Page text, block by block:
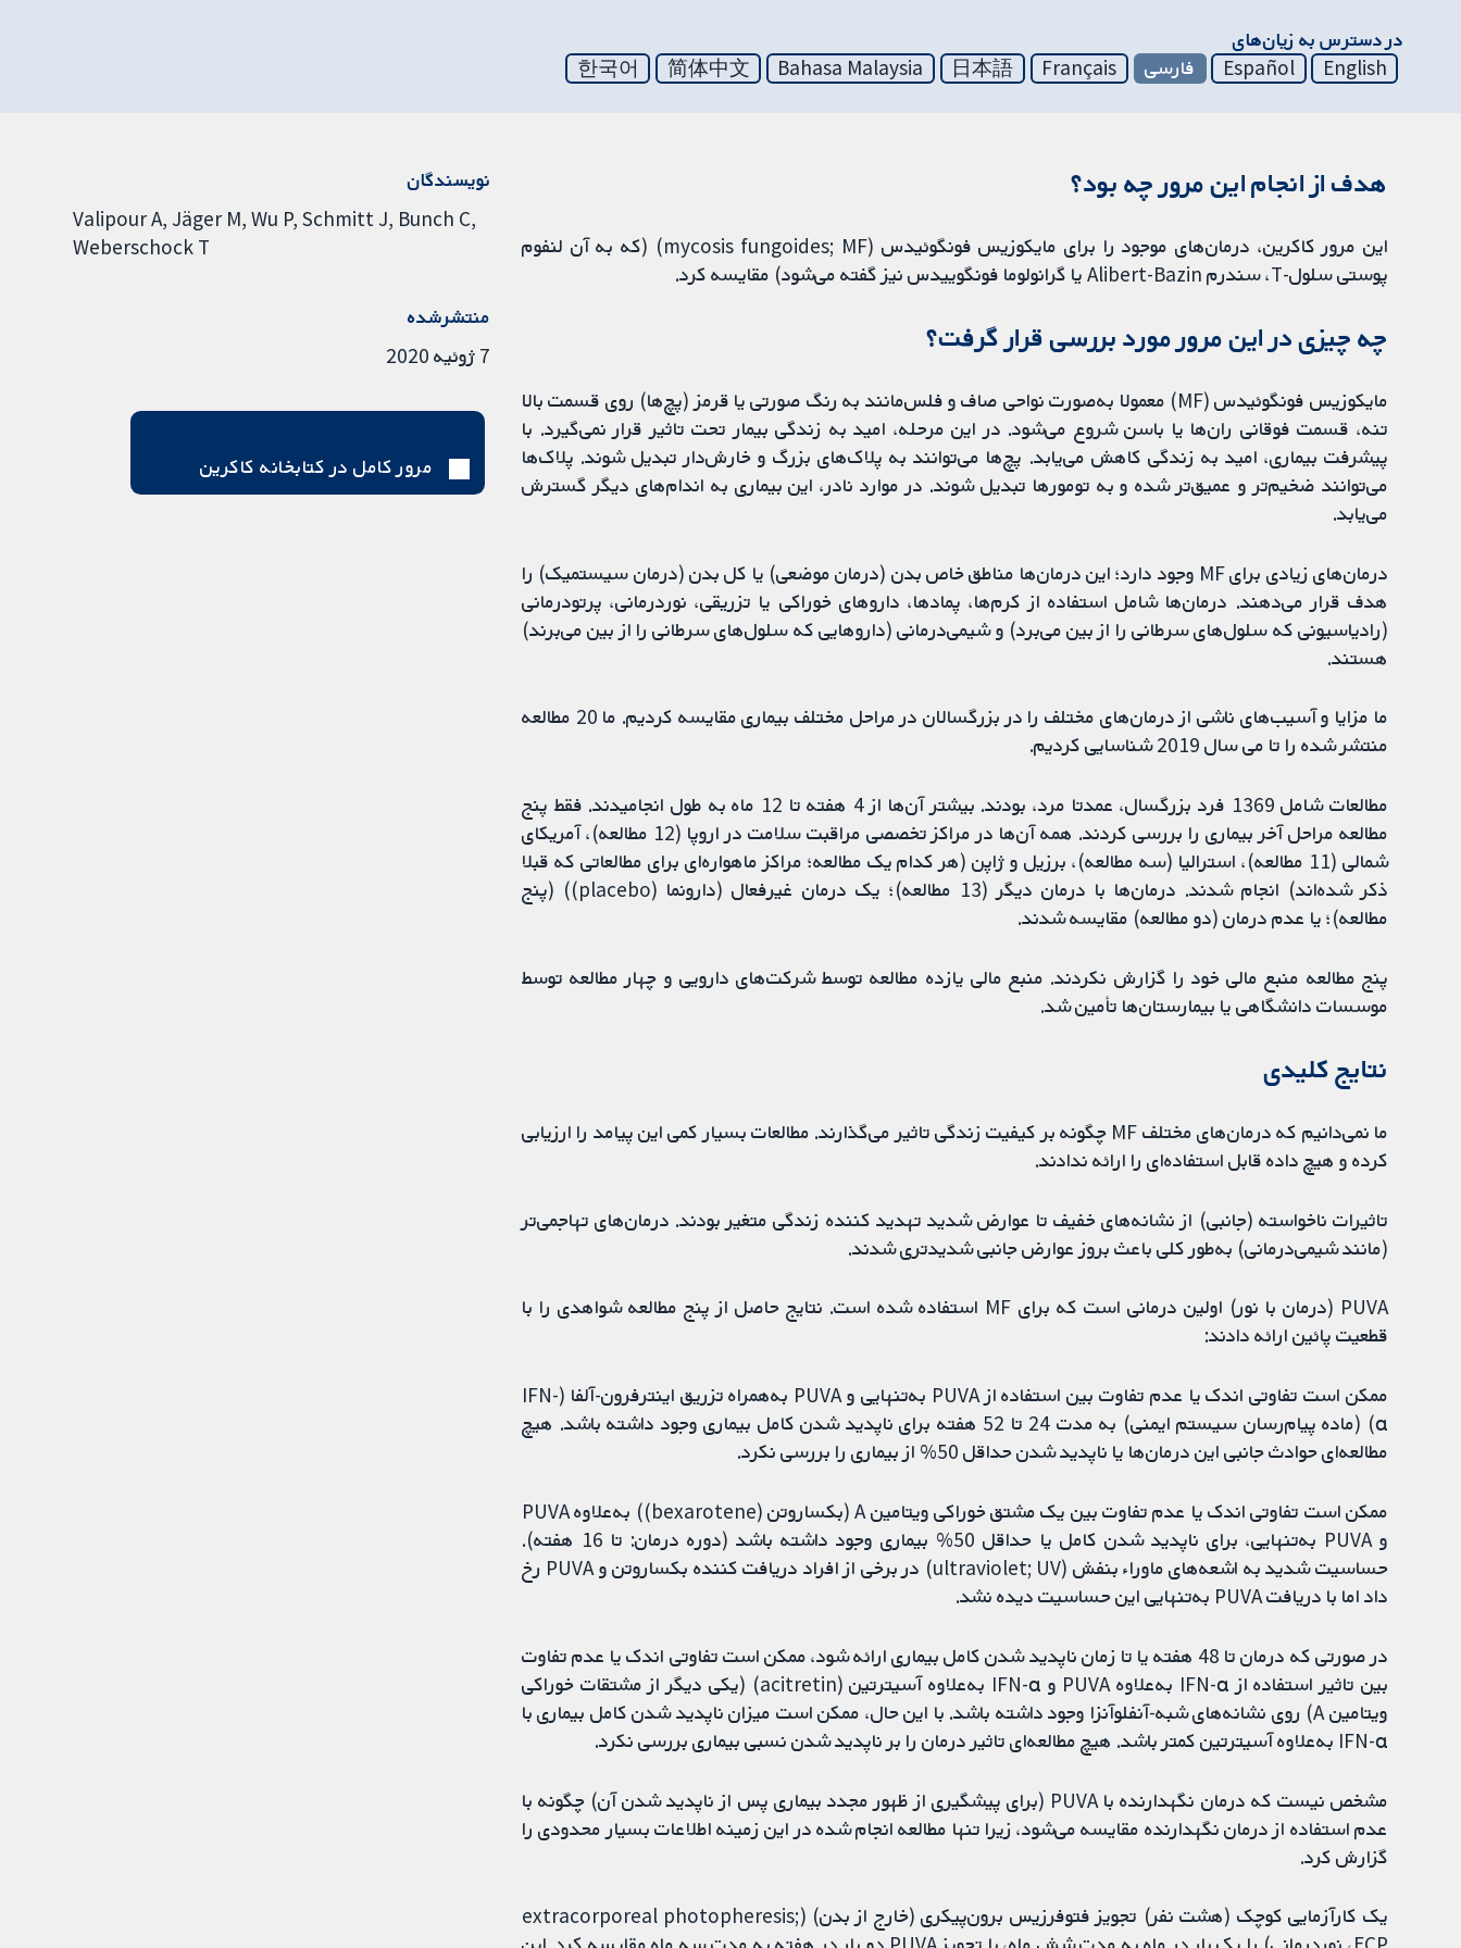
در دسترس به زیان‌های
English
Español فارسی Français
日本語
Bahasa Malaysia
简体中文
한국어
هدف از انجام این مرور چه بود؟
این مرور کاکرین، درمان‌های موجود را برای مایکوزیس فونگوئیدس (mycosis fungoides; MF) (که به آن لنفوم
پوستی سلول-T، سندرم Alibert-Bazin یا گرانولوما فونگوییدس نیز گفته می‌شود) مقایسه کرد.
چه چیزی در این مرور مورد بررسی قرار گرفت؟
مایکوزیس فونگوئیدس (MF) معمولا به‌صورت نواحی صاف و فلس‌مانند به رنگ صورتی یا قرمز (پچ‌ها) روی قسمت بالا
تنه، قسمت فوقانی ران‌ها یا باسن شروع می‌شود. در این مرحله، امید به زندگی بیمار تحت تاثیر قرار نمی‌گیرد. با
پیشرفت بیماری، امید به زندگی کاهش می‌یابد. پچ‌ها می‌توانند به پلاک‌های بزرگ و خارش‌دار تبدیل شوند. پلاک‌ها
می‌توانند ضخیم‌تر و عمیق‌تر شده و به تومورها تبدیل شوند. در موارد نادر، این بیماری به اندام‌های دیگر گسترش
می‌یابد.
درمان‌های زیادی برای MF وجود دارد؛ این درمان‌ها مناطق خاص بدن (درمان موضعی) یا کل بدن (درمان سیستمیک) را
هدف قرار می‌دهند. درمان‌ها شامل استفاده از کرم‌ها، پمادها، داروهای خوراکی یا تزریقی، نوردرمانی، پرتودرمانی
(رادیاسیونی که سلول‌های سرطانی را از بین می‌برد) و شیمی‌درمانی (داروهایی که سلول‌های سرطانی را از بین می‌برند)
هستند.
ما مزایا و آسیب‌های ناشی از درمان‌های مختلف را در بزرگسالان در مراحل مختلف بیماری مقایسه کردیم. ما 20 مطالعه
منتشر شده را تا می سال 2019 شناسایی کردیم.
مطالعات شامل 1369 فرد بزرگسال، عمدتا مرد، بودند. بیشتر آن‌ها از 4 هفته تا 12 ماه به طول انجامیدند. فقط پنج
مطالعه مراحل آخر بیماری را بررسی کردند. همه آن‌ها در مراکز تخصصی مراقبت سلامت در اروپا (12 مطالعه)، آمریکای
شمالی (11 مطالعه)، استرالیا (سه مطالعه)، برزیل و ژاپن (هر کدام یک مطالعه؛ مراکز ماهواره‌ای برای مطالعاتی که قبلا
ذکر شده‌اند) انجام شدند. درمان‌ها با درمان دیگر (13 مطالعه)؛ یک درمان غیرفعال (دارونما (placebo)) (پنج
مطالعه)؛ یا عدم درمان (دو مطالعه) مقایسه شدند.
پنج مطالعه منبع مالی خود را گزارش نکردند. منبع مالی یازده مطالعه توسط شرکت‌های دارویی و چهار مطالعه توسط
موسسات دانشگاهی یا بیمارستان‌ها تأمین شد.
‌نتایج کلیدی
ما نمی‌دانیم که درمان‌های مختلف MF چگونه بر کیفیت زندگی تاثیر می‌گذارند. مطالعات بسیار کمی این پیامد را ارزیابی
کرده و هیچ داده قابل استفاده‌ای را ارائه ندادند.
تاثیرات ناخواسته (جانبی) از نشانه‌های خفیف تا عوارض شدید تهدید کننده زندگی متغیر بودند. درمان‌های تهاجمی‌تر
(مانند شیمی‌درمانی) به‌طور کلی باعث بروز عوارض جانبی شدیدتری ‌شدند.
PUVA (درمان با نور) اولین درمانی است که برای MF استفاده شده است. نتایج حاصل از پنج مطالعه شواهدی را با
قطعیت پائین ارائه دادند:
ممکن است تفاوتی اندک یا عدم تفاوت بین استفاده از PUVA به‌تنهایی و PUVA به‌همراه تزریق اینترفرون-آلفا (IFN-
α) (ماده پیام‌رسان سیستم ایمنی) به مدت 24 تا 52 هفته برای ناپدید شدن کامل بیماری وجود داشته باشد. هیچ
مطالعه‌ای حوادث جانبی این درمان‌ها یا ناپدید شدن حداقل 50% از بیماری را بررسی نکرد.
ممکن است تفاوتی اندک یا عدم تفاوت بین یک مشتق خوراکی ویتامین A (بکساروتن (bexarotene)) به‌علاوه PUVA
و PUVA به‌تنهایی، برای ناپدید شدن کامل یا حداقل 50% بیماری وجود داشته باشد (دوره درمان: تا 16 هفته).
حساسیت شدید به اشعه‌های ماوراء بنفش (ultraviolet; UV) در برخی از افراد دریافت‌ کننده بکساروتن و PUVA رخ
داد اما با دریافت PUVA به‌تنهایی این حساسیت دیده نشد.
در صورتی که درمان تا 48 هفته یا تا زمان ناپدید شدن کامل بیماری ارائه شود، ممکن است تفاوتی اندک یا عدم تفاوت
بین تاثیر استفاده از IFN-α به‌علاوه PUVA و IFN-α به‌علاوه آسیترتین (acitretin) (یکی دیگر از مشتقات خوراکی
ویتامین A) روی نشانه‌های شبه‌-آنفلوآنزا وجود داشته باشد. با این حال، ممکن است میزان ناپدید شدن کامل بیماری با
IFN-α به‌علاوه آسیترتین کمتر باشد. هیچ مطالعه‌ای تاثیر درمان را بر ناپدید شدن نسبی بیماری بررسی نکرد.
مشخص نیست که درمان نگهدارنده با PUVA (برای پیشگیری از ظهور مجدد بیماری پس از ناپدید شدن آن) چگونه با
عدم استفاده از درمان نگهدارنده مقایسه می‌شود، زیرا تنها مطالعه انجام شده در این زمینه اطلاعات بسیار محدودی را
گزارش کرد.
یک کارآزمایی کوچک (هشت نفر) تجویز فتوفرزیس برون‌پیکری (خارج از بدن) (extracorporeal photopheresis;
نویسندگان
Valipour A Jäger M Wu P Schmitt J Bunch C
Weberschock T
منتشرشده
7 ژوئیه 2020
مرور کامل در کتابخانه کاکرین